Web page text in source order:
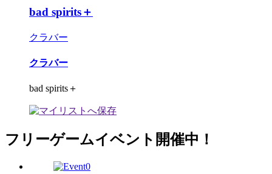
bad spirits＋
クラバー
クラバー
bad spirits＋
フリーゲームイベント開催中！